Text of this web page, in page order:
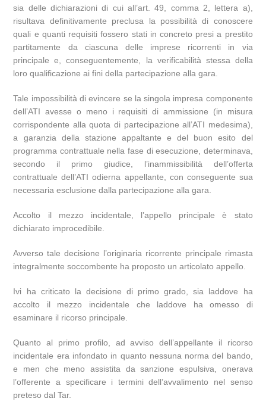
sia delle dichiarazioni di cui all’art. 49, comma 2, lettera a),
risultava definitivamente preclusa la possibilità di conoscere
quali e quanti requisiti fossero stati in concreto presi a prestito
partitamente da ciascuna delle imprese ricorrenti in via
principale e, conseguentemente, la verificabilità stessa della
loro qualificazione ai fini della partecipazione alla gara.
Tale impossibilità di evincere se la singola impresa componente
dell’ATI avesse o meno i requisiti di ammissione (in misura
corrispondente alla quota di partecipazione all’ATI medesima),
a garanzia della stazione appaltante e del buon esito del
programma contrattuale nella fase di esecuzione, determinava,
secondo il primo giudice, l’inammissibilità dell’offerta
contrattuale dell’ATI odierna appellante, con conseguente sua
necessaria esclusione dalla partecipazione alla gara.
Accolto il mezzo incidentale, l’appello principale è stato
dichiarato improcedibile.
Avverso tale decisione l’originaria ricorrente principale rimasta
integralmente soccombente ha proposto un articolato appello.
Ivi ha criticato la decisione di primo grado, sia laddove ha
accolto il mezzo incidentale che laddove ha omesso di
esaminare il ricorso principale.
Quanto al primo profilo, ad avviso dell’appellante il ricorso
incidentale era infondato in quanto nessuna norma del bando,
e men che meno assistita da sanzione espulsiva, onerava
l’offerente a specificare i termini dell’avvalimento nel senso
preteso dal Tar.